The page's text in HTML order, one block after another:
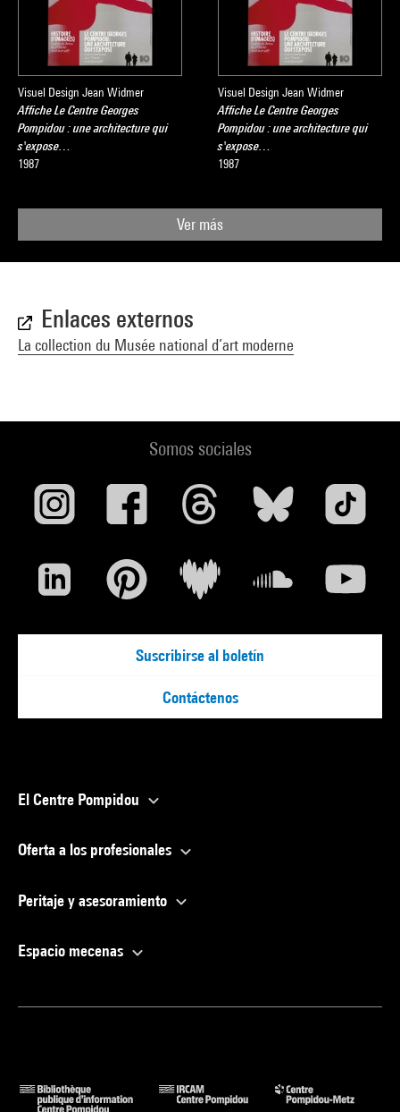
Visuel Design Jean Widmer
Affiche Le Centre Georges
Pompidou : une architecture qui
s'expose…
1987
Visuel Design Jean Widmer
Affiche Le Centre Georges
Pompidou : une architecture qui
s'expose…
1987
Ver más
Enlaces externos
La collection du Musée national d’art moderne
Somos sociales
Suscribirse al boletín
Contáctenos
El Centre Pompidou
Oferta a los profesionales
Peritaje y asesoramiento
Espacio mecenas